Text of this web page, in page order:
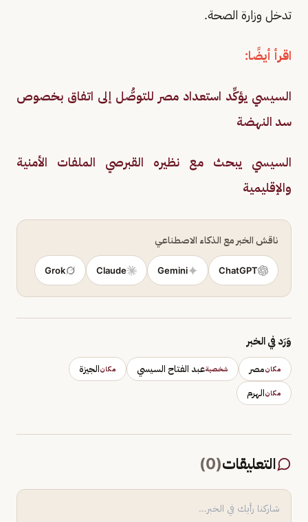
تدخل وزارة الصحة.
اقرأ أيضًا:
السيسي يؤكِّد استعداد مصر للتوصُّل إلى اتفاق بخصوص
سد النهضة
السيسي يبحث مع نظيره القبرصي الملفات الأمنية
والإقليمية
ناقش الخبر مع الذكاء الاصطناعي
ChatGPT
Gemini
Claude
Grok
وَرَد في الخبر
مكانمصر شخصيةعبد الفتاح السيسي مكانالجيزة
مكانالهرم
التعليقات(
0
)